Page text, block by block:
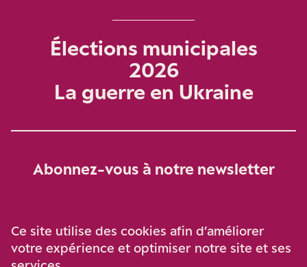
Élections municipales
2026
La guerre en Ukraine
Abonnez-vous à notre newsletter
Ce site utilise des cookies afin d’améliorer
votre expérience et optimiser notre site et ses